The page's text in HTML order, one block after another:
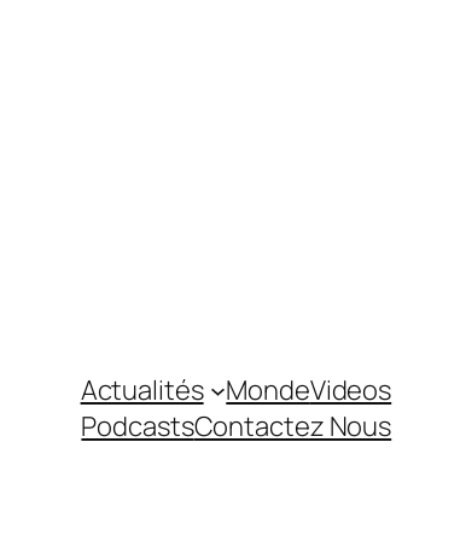
Actualités MondeVideos
PodcastsContactez Nous